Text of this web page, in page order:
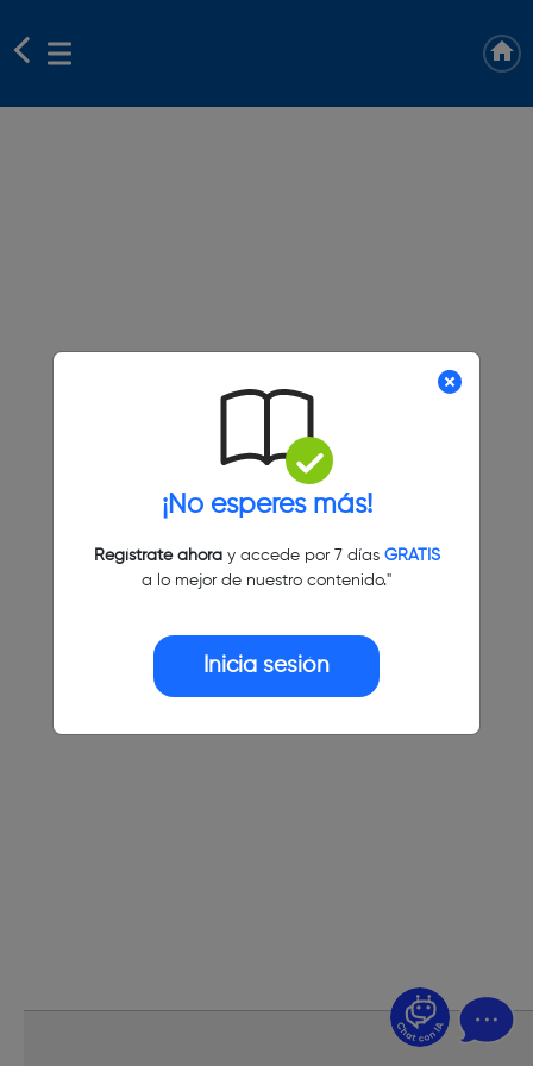
¡No esperes más!
Regístrate ahoray accede por 7 días GRATIS
a lo mejor de nuestro contenido."
Inicia sesión